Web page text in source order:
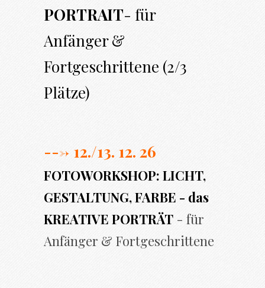
PORTRAIT- für
Anfänger &
Fortgeschrittene (2/3
Plätze)
---> 12./13. 12. 26
FOTOWORKSHOP: LICHT,
GESTALTUNG, FARBE - das
KREATIVE PORTRÄT - für
Anfänger & Fortgeschrittene